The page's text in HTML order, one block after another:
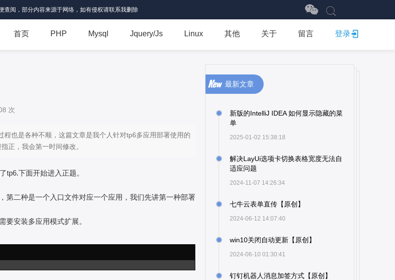
查阅，部分内容来源于网络，如有侵权请联系我删除
首页 PHP Mysql Jquery/Js Linux 其他 关于 留言 登录
次
也是各种不顺，这篇文章是我个人针对tp6多应用部署使用的
正，我会第一时间修改。
tp6.下面开始进入正题。
第二种是一个入口文件对应一个应用，我们先讲第一种部署
要安装多应用模式扩展。
最新文章
新版的IntelliJ IDEA 如何显示隐藏的菜
单
2025-01-02 15:38:18
解决LayUi选项卡切换表格宽度无法自
适应问题
2024-11-07 14:26:34
七牛云表单直传【原创】
2024-06-12 14:07:40
win10关闭自动更新【原创】
2024-06-10 01:30:41
钉钉机器人消息加签方式【原创】